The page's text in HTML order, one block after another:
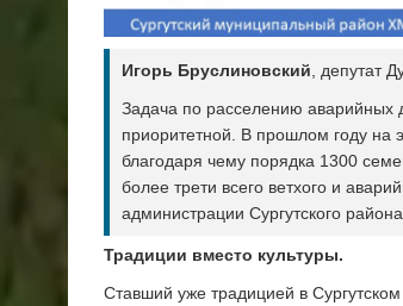
Игорь Бруслиновский, депутат
Задача по расселению аварийных
приоритетной. В прошлом году на
благодаря чему порядка 1300
более трети всего ветхого и
администрации Сургутского
Традиции вместо культуры.
Ставший уже традицией в